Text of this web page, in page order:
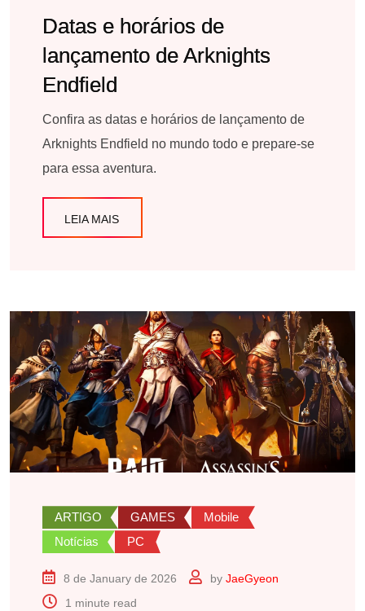
Datas e horários de
lançamento de Arknights
Endfield
Confira as datas e horários de lançamento de
Arknights Endfield no mundo todo e prepare-se
para essa aventura.
LEIA MAIS
ARTIGO GAMES
Mobile
Notícias
PC
8 de January de 2026 by JaeGyeon
1 minute read